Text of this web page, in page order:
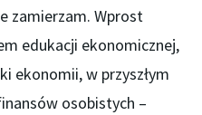
zamierzam. Wprost
edukacji ekonomicznej,
ekonomii, w przyszłym
osobistych –